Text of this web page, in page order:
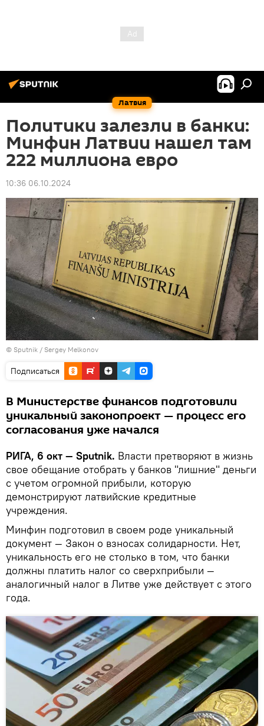
Латвия
Политики залезли в банки:
Минфин Латвии нашел там
222 миллиона евро
10:36 06.10.2024
© Sputnik / Sergey Melkonov
Подписаться
В Министерстве финансов подготовили
уникальный законопроект — процесс его
согласования уже начался
РИГА, 6 окт — Sputnik. Власти претворяют в жизнь
свое обещание отобрать у банков "лишние" деньги
с учетом огромной прибыли, которую
демонстрируют латвийские кредитные
учреждения.
Минфин подготовил в своем роде уникальный
документ — Закон о взносах солидарности. Нет,
уникальность его не столько в том, что банки
должны платить налог со сверхприбыли —
аналогичный налог в Литве уже действует с этого
года.